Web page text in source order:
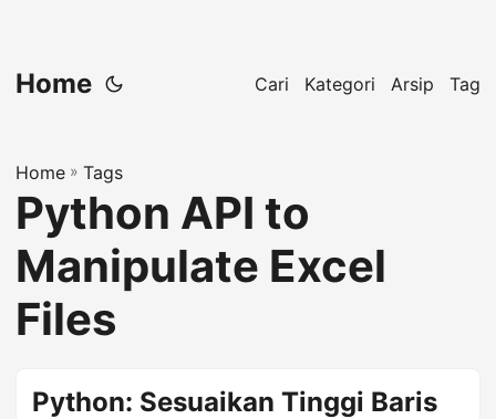
Home Cari Kategori Arsip Tag
Home » Tags
Python API to
Manipulate Excel
Files
Python: Sesuaikan Tinggi Baris